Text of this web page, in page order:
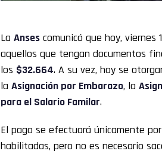
La Anses comunicó que hoy, viernes
aquellos que tengan documentos
los $32.664. A su vez, hoy se
la Asignación por Embarazo, la
para el Salario Familar.
El pago se efectuará únicamente
habilitadas, pero no es necesario